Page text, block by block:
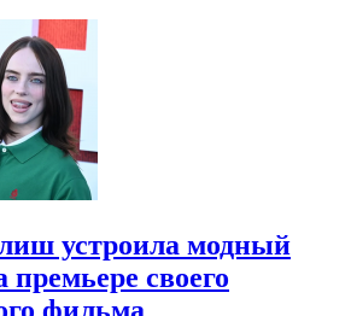
устроила модный
своего
фильма